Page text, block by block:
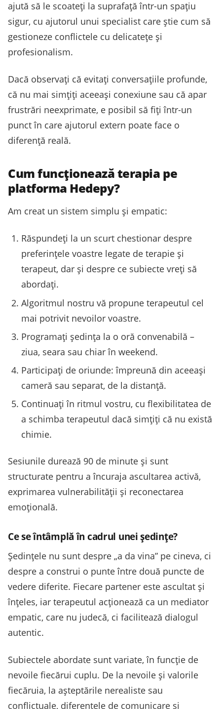
ajută să le scoateți la suprafață într-un spațiu
sigur, cu ajutorul unui specialist care știe cum să
gestioneze conflictele cu delicatețe și
profesionalism.
Dacă observați că evitați conversațiile profunde,
că nu mai simțiți aceeași conexiune sau că apar
frustrări neexprimate, e posibil să fiți într-un
punct în care ajutorul extern poate face o
diferență reală.
Cum funcționează terapia pe
platforma Hedepy?
Am creat un sistem simplu și empatic:
Răspundeți la un scurt chestionar despre
preferințele voastre legate de terapie și
terapeut, dar și despre ce subiecte vreți să
abordați.
Algoritmul nostru vă propune terapeutul cel
mai potrivit nevoilor voastre.
Programați ședința la o oră convenabilă –
ziua, seara sau chiar în weekend.
Participați de oriunde: împreună din aceeași
cameră sau separat, de la distanță.
Continuați în ritmul vostru, cu flexibilitatea de
a schimba terapeutul dacă simțiți că nu există
chimie.
Sesiunile durează 90 de minute și sunt
structurate pentru a încuraja ascultarea activă,
exprimarea vulnerabilității și reconectarea
emoțională.
Ce se întâmplă în cadrul unei ședințe?
Ședințele nu sunt despre „a da vina” pe cineva, ci
despre a construi o punte între două puncte de
vedere diferite. Fiecare partener este ascultat și
înțeles, iar terapeutul acționează ca un mediator
empatic, care nu judecă, ci facilitează dialogul
autentic.
Subiectele abordate sunt variate, în funcție de
nevoile fiecărui cuplu. De la nevoile și valorile
fiecăruia, la așteptările nerealiste sau
conflictuale, diferențele de comunicare și